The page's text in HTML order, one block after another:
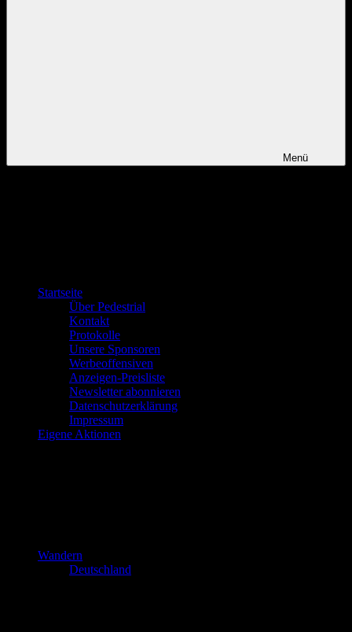
Menü
Startseite
Über Pedestrial
Kontakt
Protokolle
Unsere Sponsoren
Werbeoffensiven
Anzeigen-Preisliste
Newsletter abonnieren
Datenschutzerklärung
Impressum
Eigene Aktionen
Wandern
Deutschland